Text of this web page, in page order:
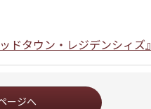
タウン・レジデンシィズ』
ージへ